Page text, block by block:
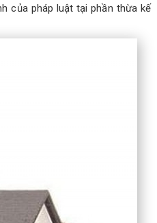
của pháp luật tại phần thừa kế